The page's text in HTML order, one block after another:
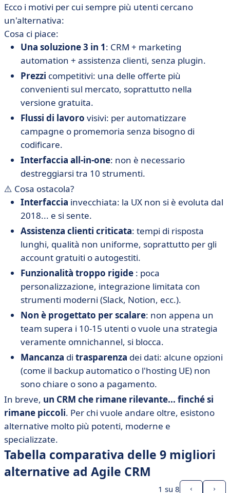
Ecco i motivi per cui sempre più utenti cercano
un'alternativa:
Cosa ci piace:
Una soluzione 3 in 1: CRM + marketing
automation + assistenza clienti, senza plugin.
Prezzi competitivi: una delle offerte più
convenienti sul mercato, soprattutto nella
versione gratuita.
Flussi di lavoro visivi: per automatizzare
campagne o promemoria senza bisogno di
codificare.
Interfaccia all-in-one: non è necessario
destreggiarsi tra 10 strumenti.
⚠️ Cosa ostacola?
Interfaccia invecchiata: la UX non si è evoluta dal
2018... e si sente.
Assistenza clienti criticata: tempi di risposta
lunghi, qualità non uniforme, soprattutto per gli
account gratuiti o autogestiti.
Funzionalità troppo rigide : poca
personalizzazione, integrazione limitata con
strumenti moderni (Slack, Notion, ecc.).
Non è progettato per scalare: non appena un
team supera i 10-15 utenti o vuole una strategia
veramente omnichannel, si blocca.
Mancanza di trasparenza dei dati: alcune opzioni
(come il backup automatico o l'hosting UE) non
sono chiare o sono a pagamento.
In breve, un CRM che rimane rilevante... finché si
rimane piccoli. Per chi vuole andare oltre, esistono
alternative molto più potenti, moderne e
specializzate.
Tabella comparativa delle 9 migliori
alternative ad Agile CRM
1 su 8